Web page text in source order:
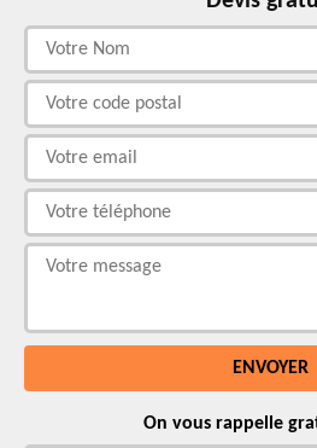
On vous rappelle